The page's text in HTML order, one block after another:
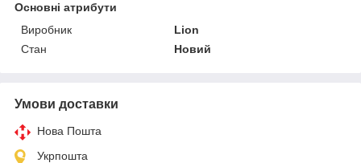
Основні атрибути
Виробник
Lion
Стан
Новий
Умови доставки
Нова Пошта
Укрпошта